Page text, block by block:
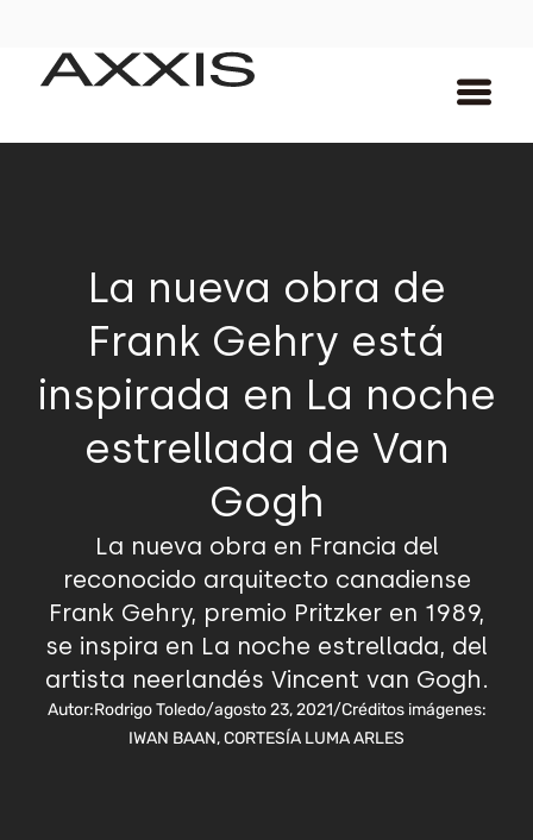
La nueva obra de
Frank Gehry está
inspirada en La noche
estrellada de Van
Gogh
La nueva obra en Francia del
reconocido arquitecto canadiense
Frank Gehry, premio Pritzker en 1989,
se inspira en La noche estrellada, del
artista neerlandés Vincent van Gogh.
Autor:Rodrigo Toledo/agosto 23, 2021/Créditos imágenes:
IWAN BAAN, CORTESÍA LUMA ARLES